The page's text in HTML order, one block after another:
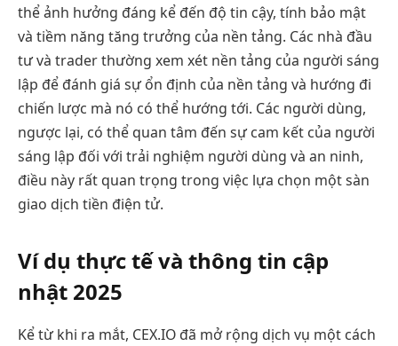
thể ảnh hưởng đáng kể đến độ tin cậy, tính bảo mật
và tiềm năng tăng trưởng của nền tảng. Các nhà đầu
tư và trader thường xem xét nền tảng của người sáng
lập để đánh giá sự ổn định của nền tảng và hướng đi
chiến lược mà nó có thể hướng tới. Các người dùng,
ngược lại, có thể quan tâm đến sự cam kết của người
sáng lập đối với trải nghiệm người dùng và an ninh,
điều này rất quan trọng trong việc lựa chọn một sàn
giao dịch tiền điện tử.
Ví dụ thực tế và thông tin cập
nhật 2025
Kể từ khi ra mắt, CEX.IO đã mở rộng dịch vụ một cách